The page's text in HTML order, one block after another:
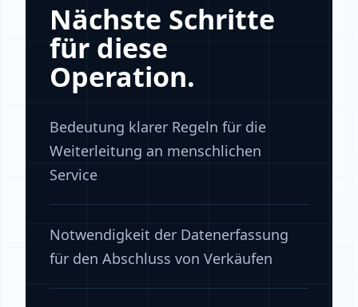
Nächste Schritte
für diese
Operation.
Bedeutung klarer Regeln für die
Weiterleitung an menschlichen
Service
Notwendigkeit der Datenerfassung
für den Abschluss von Verkäufen